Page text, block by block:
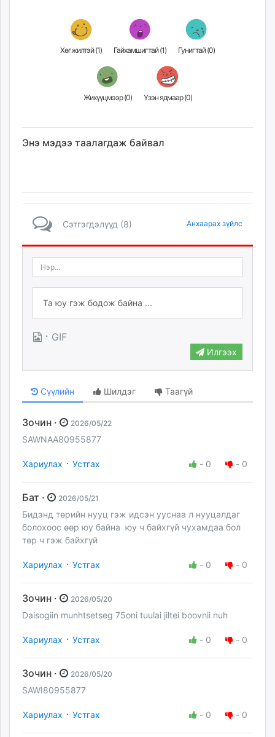
Хөгжилтэй (1) Гайхамшигтай (1) Гунигтай (0)
Жихүүцмээр (0) Үзэн ядмаар (0)
Энэ мэдээ таалагдаж байвал
Сэтгэгдэлүүд (8) Анхаарах зүйлс
· GIF
Илгээх
Сүүлийн Шилдэг Таагүй
Зочин · 2026/05/22
SAWNAA80955877
Хариулах · Устгах - 0 - 0
Бат · 2026/05/21
Бидэнд төрийн нууц гэж идсэн ууснаа л нууцалдаг
болохоос өөр юу байна юу ч байхгүй чухамдаа бол
төр ч гэж байхгүй
Хариулах · Устгах - 0 - 0
Зочин · 2026/05/20
Daisogiin munhtsetseg 75oni tuulai jiltei boovnii nuh
Хариулах · Устгах - 0 - 0
Зочин · 2026/05/20
SAWI80955877
Хариулах · Устгах - 0 - 0